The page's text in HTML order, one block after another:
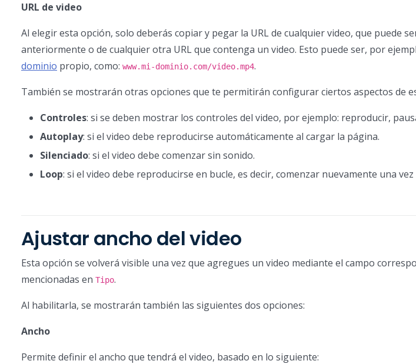
URL de video
Al elegir esta opción, solo deberás copiar y pegar la URL de cualquier video, que puede
anteriormente o de cualquier otra URL que contenga un video. Esto puede ser, por
dominio propio, como: www.mi-dominio.com/video.mp4.
También se mostrarán otras opciones que te permitirán configurar ciertos aspectos de
Controles: si se deben mostrar los controles del video, por ejemplo: reproducir,
Autoplay: si el video debe reproducirse automáticamente al cargar la página.
Silenciado: si el video debe comenzar sin sonido.
Loop: si el video debe reproducirse en bucle, es decir, comenzar nuevamente una
Ajustar ancho del video
Esta opción se volverá visible una vez que agregues un video mediante el campo
mencionadas en Tipo.
Al habilitarla, se mostrarán también las siguientes dos opciones:
Ancho
Permite definir el ancho que tendrá el video, basado en lo siguiente: